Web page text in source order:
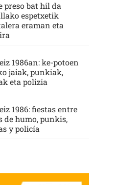
preso bat hil da
espetxetik
eraman eta
1986an: ke-potoen
jaiak, punkiak,
eta polizia
1986: fiestas entre
de humo, punkis,
y policía